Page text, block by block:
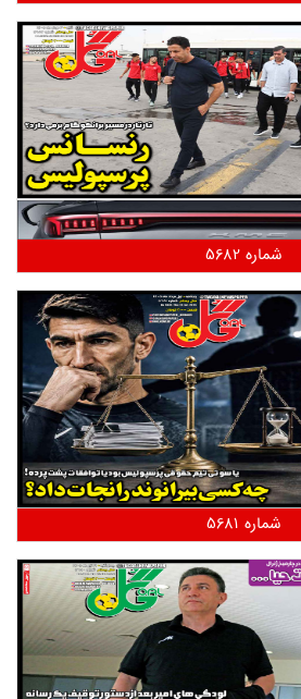
شماره 5682
شماره 5681